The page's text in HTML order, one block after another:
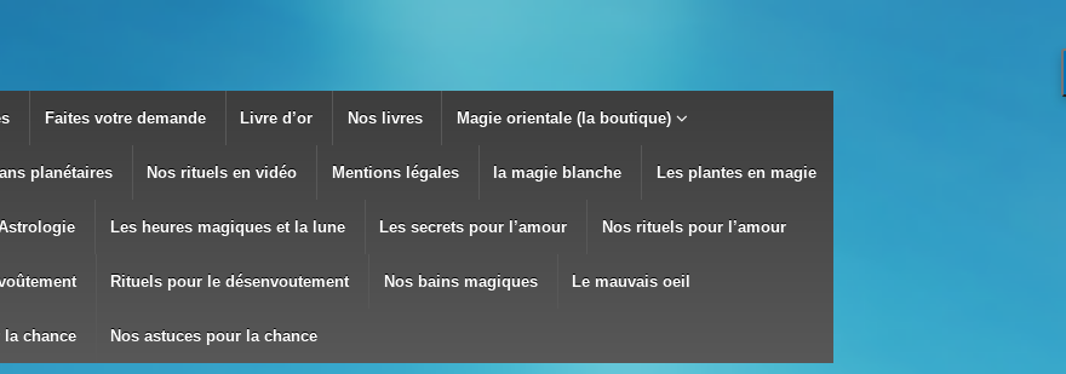
Faites votre demande Livre d’or Nos livres Magie orientale (la boutique)
planétaires Nos rituels en vidéo Mentions légales la magie blanche Les plantes en magie
Les heures magiques et la lune Les secrets pour l’amour Nos rituels pour l’amour
Rituels pour le désenvoutement Nos bains magiques Le mauvais oeil
chance Nos astuces pour la chance